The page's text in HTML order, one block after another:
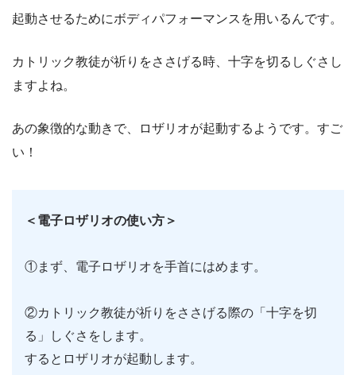
起動させるためにボディパフォーマンスを用いるんです。
カトリック教徒が祈りをささげる時、十字を切るしぐさし
ますよね。
あの象徴的な動きで、ロザリオが起動するようです。すご
い！
＜電子ロザリオの使い方＞
①まず、電子ロザリオを手首にはめます。
②カトリック教徒が祈りをささげる際の「十字を切
る」しぐさをします。
するとロザリオが起動します。